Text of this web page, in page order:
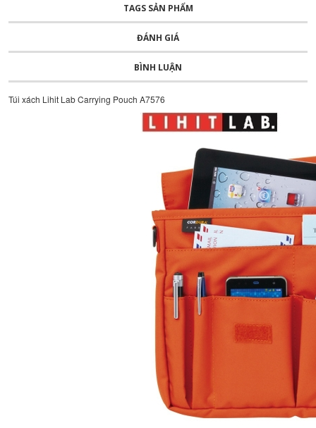
TAGS SẢN PHẨM
ĐÁNH GIÁ
BÌNH LUẬN
Túi xách Lihit Lab Carrying Pouch A7576